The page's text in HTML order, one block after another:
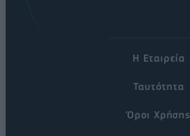
Η Εταιρεία
Ταυτότητα
Όροι Χρήσης